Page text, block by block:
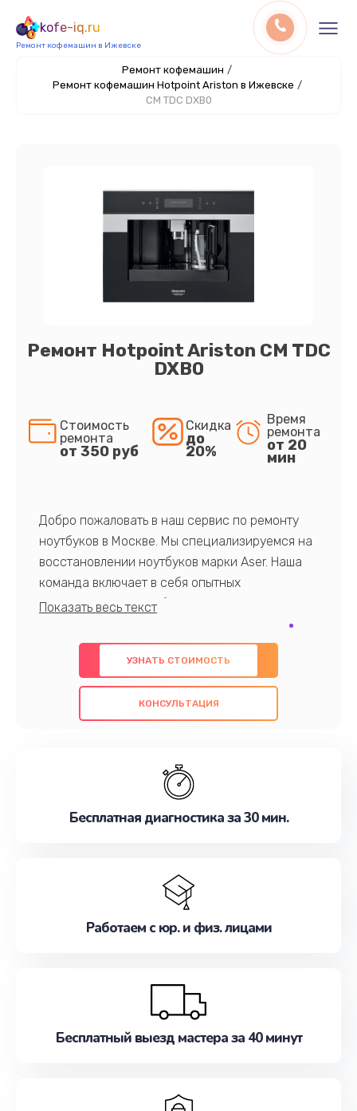
kofe-iq.ru
Ремонт кофемашин в Ижевске
Ремонт кофемашин /
Ремонт кофемашин Hotpoint Ariston в Ижевске /
CM TDC DXB0
Ремонт Hotpoint Ariston CM TDC
DXB0
Стоимость
ремонта
от 350 руб
Скидка
до
20%
Время
ремонта
от 20
мин
Добро пожаловать в наш сервис по ремонту
ноутбуков в Москве. Мы специализируемся на
восстановлении ноутбуков марки Aser. Наша
команда включает в себя опытных
профессионалов с обширными знаниями и
многолетним опытом в данной области. Мы
предлагаем быстрый и качественный ремонт с
использованием оригинальных компонентов, а
также гарантируем качество всех
проведенных работ. Наша цель - предоставить
наилучшим образом. Не медлите записаться на
УЗНАТЬ СТОИМОСТЬ
КОНСУЛЬТАЦИЯ
Бесплатная диагностика за 30 мин.
Работаем с юр. и физ. лицами
Бесплатный выезд мастера за 40 минут